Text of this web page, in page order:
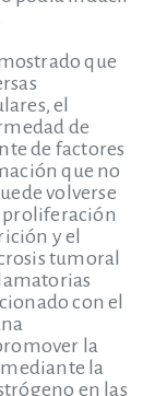
que
el
de
de factores
que no
volverse
proliferación
y el
tumoral
con el
la
la
en las